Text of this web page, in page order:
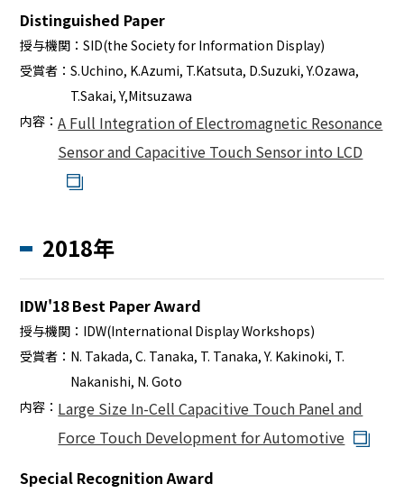
Distinguished Paper
授与機関：SID(the Society for Information Display)
受賞者：S.Uchino, K.Azumi, T.Katsuta, D.Suzuki, Y.Ozawa,
T.Sakai, Y,Mitsuzawa
内容： A Full Integration of Electromagnetic Resonance
Sensor and Capacitive Touch Sensor into LCD
2018年
IDW'18 Best Paper Award
授与機関： IDW(International Display Workshops)
受賞者： N. Takada, C. Tanaka, T. Tanaka, Y. Kakinoki, T.
Nakanishi, N. Goto
内容： Large Size In-Cell Capacitive Touch Panel and
Force Touch Development for Automotive
Special Recognition Award